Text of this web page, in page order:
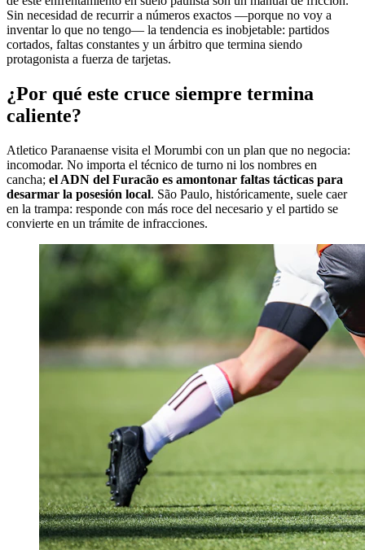
Sin necesidad de recurrir a números exactos —porque no voy a
inventar lo que no tengo— la tendencia es inobjetable: partidos
cortados, faltas constantes y un árbitro que termina siendo
protagonista a fuerza de tarjetas.
¿Por qué este cruce siempre termina
caliente?
Atletico Paranaense visita el Morumbi con un plan que no negocia:
incomodar. No importa el técnico de turno ni los nombres en
cancha; el ADN del Furacão es amontonar faltas tácticas para
desarmar la posesión local. São Paulo, históricamente, suele caer
en la trampa: responde con más roce del necesario y el partido se
convierte en un trámite de infracciones.